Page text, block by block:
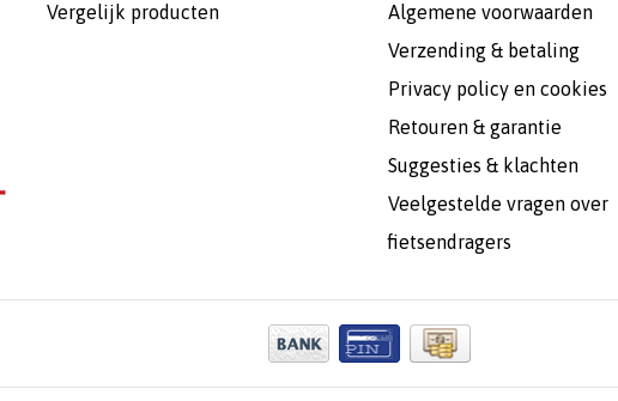
Vergelijk producten
Algemene voorwaarden
Verzending & betaling
Privacy policy en cookies
Retouren & garantie
Suggesties & klachten
Veelgestelde vragen over
fietsendragers